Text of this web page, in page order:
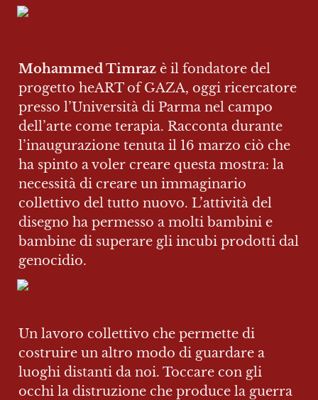
Mohammed Timraz è il fondatore del
progetto heART of GAZA, oggi ricercatore
presso l’Università di Parma nel campo
dell’arte come terapia. Racconta durante
l’inaugurazione tenuta il 16 marzo ciò che
ha spinto a voler creare questa mostra: la
necessità di creare un immaginario
collettivo del tutto nuovo. L’attività del
disegno ha permesso a molti bambini e
bambine di superare gli incubi prodotti dal
genocidio.
Un lavoro collettivo che permette di
costruire un altro modo di guardare a
luoghi distanti da noi. Toccare con gli
occhi la distruzione che produce la guerra